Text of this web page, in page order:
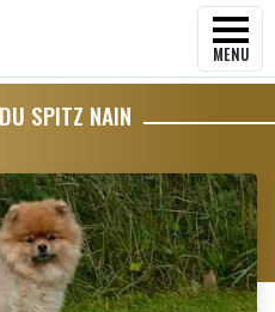
MENU
SPITZ NAIN